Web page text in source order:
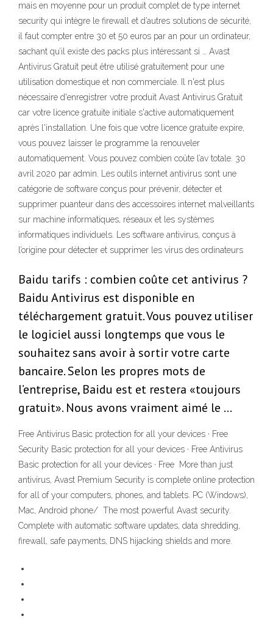
mais en moyenne pour un produit complet de type internet
security qui intègre le firewall et d’autres solutions de sécurité,
il faut compter entre 30 et 50 euros par an pour un ordinateur,
sachant qu’il existe des packs plus intéressant si … Avast
Antivirus Gratuit peut être utilisé gratuitement pour une
utilisation domestique et non commerciale. Il n'est plus
nécessaire d'enregistrer votre produit Avast Antivirus Gratuit
car votre licence gratuite initiale s'active automatiquement
après l'installation. Une fois que votre licence gratuite expire,
vous pouvez laisser le programme la renouveler
automatiquement. Vous pouvez combien coûte l’av totale. 30
avril 2020 par admin. Les outils internet antivirus sont une
catégorie de software conçus pour prévenir, détecter et
supprimer puanteur dans des accessoires internet malveillants
sur machine informatiques, réseaux et les systèmes
informatiques individuels. Les software antivirus, conçus à
l’origine pour détecter et supprimer les virus des ordinateurs
Baidu tarifs : combien coûte cet antivirus ?
Baidu Antivirus est disponible en
téléchargement gratuit. Vous pouvez utiliser
le logiciel aussi longtemps que vous le
souhaitez sans avoir à sortir votre carte
bancaire. Selon les propres mots de
l’entreprise, Baidu est et restera «toujours
gratuit». Nous avons vraiment aimé le …
Free Antivirus Basic protection for all your devices · Free
Security Basic protection for all your devices · Free Antivirus
Basic protection for all your devices · Free More than just
antivirus, Avast Premium Security is complete online protection
for all of your computers, phones, and tablets. PC (Windows),
Mac, Android phone/ The most powerful Avast security.
Complete with automatic software updates, data shredding,
firewall, safe payments, DNS hijacking shields and more.